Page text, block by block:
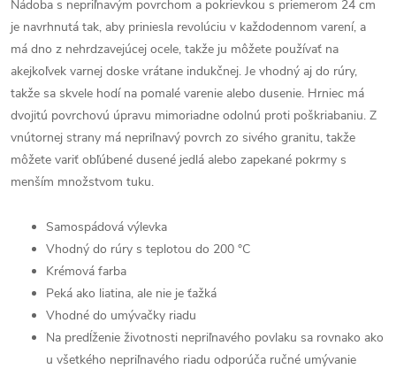
Nádoba s nepriľnavým povrchom a pokrievkou s priemerom 24 cm
je navrhnutá tak, aby priniesla revolúciu v každodennom varení, a
má dno z nehrdzavejúcej ocele, takže ju môžete používať na
akejkoľvek varnej doske vrátane indukčnej. Je vhodný aj do rúry,
takže sa skvele hodí na pomalé varenie alebo dusenie. Hrniec má
dvojitú povrchovú úpravu mimoriadne odolnú proti poškriabaniu. Z
vnútornej strany má nepriľnavý povrch zo sivého granitu, takže
môžete variť obľúbené dusené jedlá alebo zapekané pokrmy s
menším množstvom tuku.
Samospádová výlevka
Vhodný do rúry s teplotou do 200 °C
Krémová farba
Peká ako liatina, ale nie je ťažká
Vhodné do umývačky riadu
Na predĺženie životnosti nepriľnavého povlaku sa rovnako ako
u všetkého nepriľnavého riadu odporúča ručné umývanie